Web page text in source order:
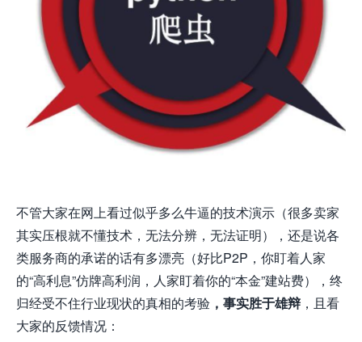
不管大家在网上看过似乎多么牛逼的技术演示（很多卖家
其实压根就不懂技术，无法分辨，无法证明），还是说各
类服务商的承诺的话有多漂亮（好比P2P，你盯着人家
的“高利息”仿牌高利润，人家盯着你的“本金”建站费），终
归经受不住行业现状的真相的考验 ，事实胜于雄辩 ，且看
大家的反馈情况：